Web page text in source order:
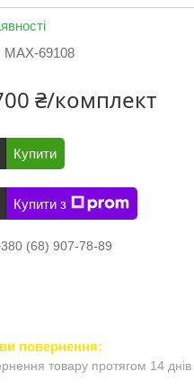
MAX-69108
₴/комплект
Купити
Купити з
(68) 907-78-89
товару протягом 14 днів